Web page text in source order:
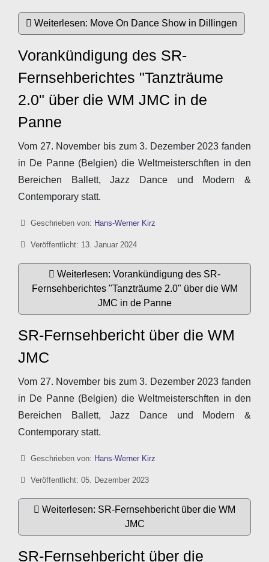
Weiterlesen: Move On Dance Show in Dillingen
Vorankündigung des SR-
Fernsehberichtes "Tanzträume
2.0" über die WM JMC in de
Panne
Vom 27. November bis zum 3. Dezember 2023 fanden
in De Panne (Belgien) die Weltmeisterschften in den
Bereichen Ballett, Jazz Dance und Modern &
Contemporary statt.
DetailsGeschrieben von: Hans-Werner Kirz
Veröffentlicht: 13. Januar 2024
Weiterlesen: Vorankündigung des SR-
Fernsehberichtes "Tanzträume 2.0" über die WM
JMC in de Panne
SR-Fernsehbericht über die WM
JMC
Vom 27. November bis zum 3. Dezember 2023 fanden
in De Panne (Belgien) die Weltmeisterschften in den
Bereichen Ballett, Jazz Dance und Modern &
Contemporary statt.
DetailsGeschrieben von: Hans-Werner Kirz
Veröffentlicht: 05. Dezember 2023
Weiterlesen: SR-Fernsehbericht über die WM
JMC
SR-Fernsehbericht über die